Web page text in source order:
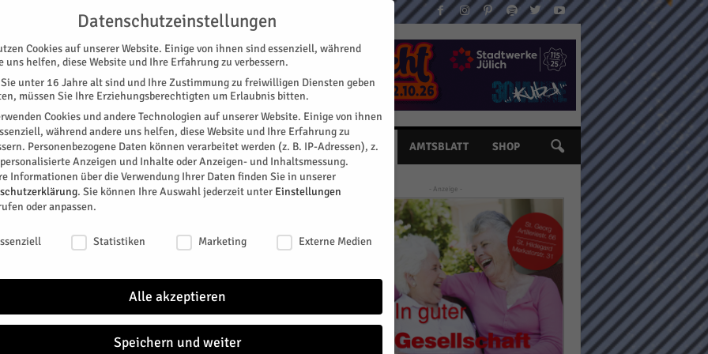
KONTAKT
SPEZIAL E-PAPER KINO GALERIE TERMINE AMTSBLATT SHOP
Jülich e.V.
- Anzeige -
Datenschutzeinstellungen
Cookies auf unserer Website. Einige von ihnen sind essenziell, während
uns helfen, diese Website und Ihre Erfahrung zu verbessern.
unter 16 Jahre alt sind und Ihre Zustimmung zu freiwilligen Diensten geben
müssen Sie Ihre Erziehungsberechtigten um Erlaubnis bitten.
Cookies und andere Technologien auf unserer Website. Einige von ihnen
während andere uns helfen, diese Website und Ihre Erfahrung zu
Personenbezogene Daten können verarbeitet werden (z. B. IP-Adressen), z.
Anzeigen und Inhalte oder Anzeigen- und Inhaltsmessung.
Informationen über die Verwendung Ihrer Daten finden Sie in unserer
. Sie können Ihre Auswahl jederzeit unter Einstellungen
oder anpassen.
Statistiken Marketing Externe Medien
Alle akzeptieren
Speichern und weiter